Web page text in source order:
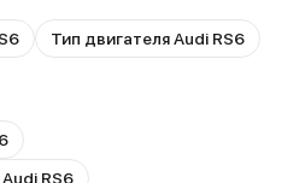
Тип двигателя Audi RS6
RS6